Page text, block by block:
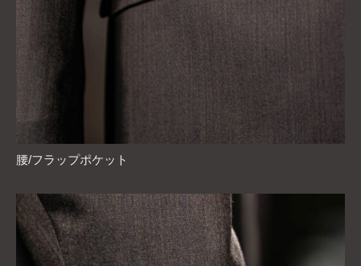
腰/フラップポケット